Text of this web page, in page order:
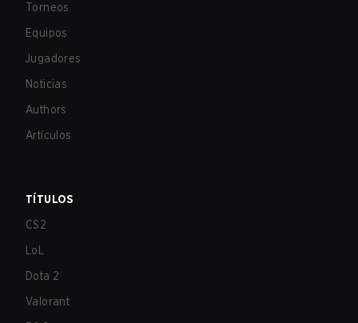
Torneos
Equipos
Jugadores
Noticias
Authors
Artículos
TÍTULOS
CS2
LoL
Dota 2
Valorant